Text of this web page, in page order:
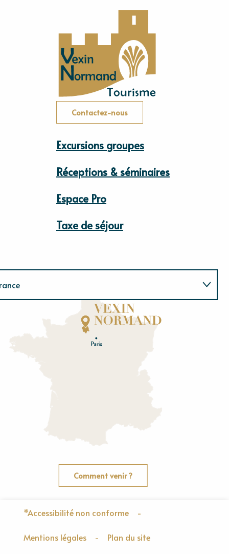
Contactez-nous
Excursions groupes
Réceptions & séminaires
Espace Pro
Taxe de séjour
Eure
rne
Comment venir ?
*Accessibilité non conforme -
Mentions légales - Plan du site